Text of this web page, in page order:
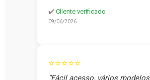
✔️ Cliente verificado
09/06/2026
⭐⭐⭐⭐⭐
“Fácil acesso, vários modelos